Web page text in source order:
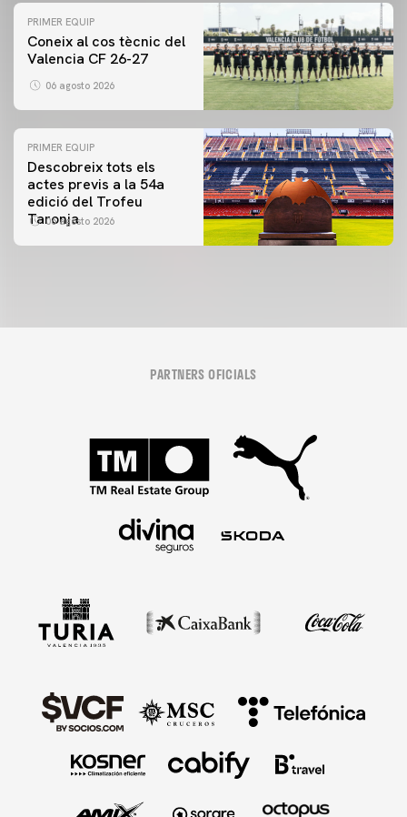
PRIMER EQUIP
Coneix al cos tècnic del
Valencia CF 26-27
06 agosto 2026
PRIMER EQUIP
Descobreix tots els
actes previs a la 54a
edició del Trofeu
Taronja
06 agosto 2026
PARTNERS OFICIALS